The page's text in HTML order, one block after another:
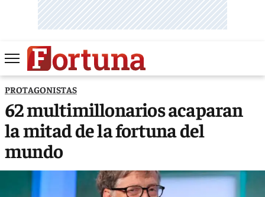
PROTAGONISTAS
62 multimillonarios acaparan
la mitad de la fortuna del
mundo